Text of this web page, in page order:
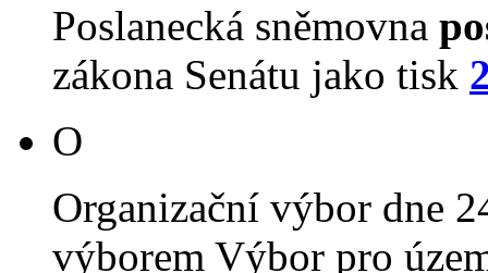
Poslanecká sněmovna
zákona Senátu jako tisk
O
Organizační výbor dne
výborem Výbor pro